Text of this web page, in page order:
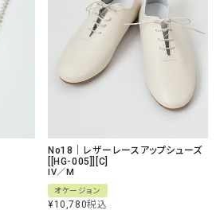
No18｜レザーレースアップシューズ
[[HG-005]][C]
IV／M
オケージョン
¥10,780税込